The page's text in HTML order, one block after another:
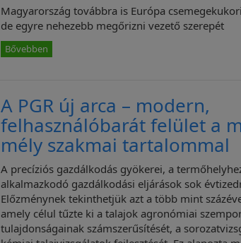
Magyarország továbbra is Európa
de egyre nehezebb megőrizni vezető szerepét
Bővebben
A PGR új arca – modern,
felhasználóbarát felület a
mély szakmai tartalommal
A precíziós gazdálkodás gyökerei, a
alkalmazkodó gazdálkodási eljárások sok
Előzménynek tekinthetjük azt a több mint
amely célul tűzte ki a talajok agronómiai
tulajdonságainak számszerűsítését, a